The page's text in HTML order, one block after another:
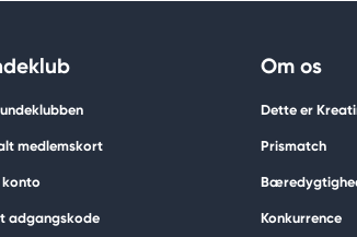
medlemskort
konto
adgangskode
Om os
Dette er
Prismatch
Konkurrence